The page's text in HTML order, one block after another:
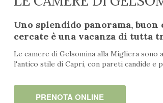
Uno splendido panorama,
cercate è una vacanza di
Le camere di Gelsomina alla Migliera sono
l'antico stile di Capri, con pareti candide e
PRENOTA ONLINE